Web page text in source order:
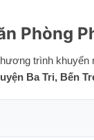
Phòng
trình khuyến
Ba Tri, Bến